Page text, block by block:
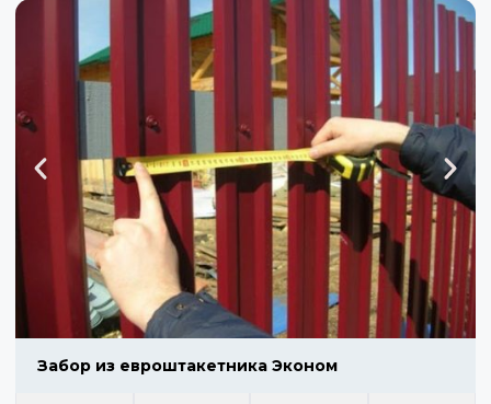
Забор из евроштакетника Эконом